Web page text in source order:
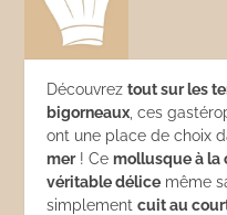
Découvreztout sur les
bigorneaux , ces
ont une place de choix
mer! Cemollusque à la
véritable délice même
simplementcuit au